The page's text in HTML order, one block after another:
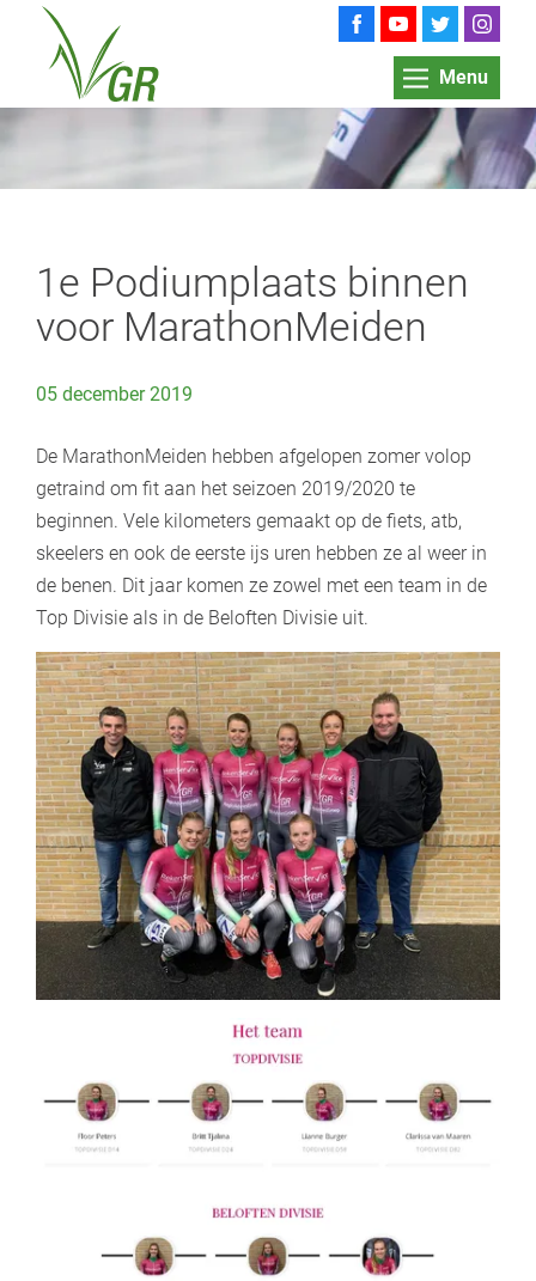
Menu
1e Podiumplaats binnen
voor MarathonMeiden
05 december 2019
De MarathonMeiden hebben afgelopen zomer volop
getraind om fit aan het seizoen 2019/2020 te
beginnen. Vele kilometers gemaakt op de fiets, atb,
skeelers en ook de eerste ijs uren hebben ze al weer in
de benen. Dit jaar komen ze zowel met een team in de
Top Divisie als in de Beloften Divisie uit.